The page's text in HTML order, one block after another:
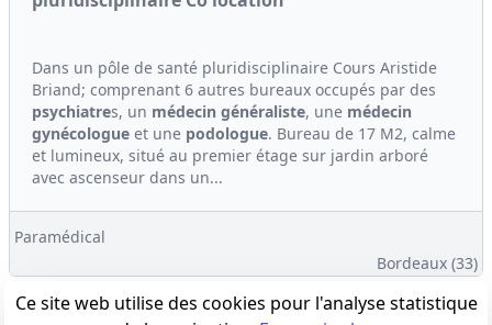
Dans un pôle de santé pluridisciplinaire Cours Aristide
Briand; comprenant 6 autres bureaux occupés par des
psychiatres, un médecin généraliste, une médecin
gynécologue et une podologue. Bureau de 17 M2, calme
et lumineux, situé au premier étage sur jardin arboré
avec ascenseur dans un...
Paramédical
Bordeaux (33)
Ce site web utilise des cookies pour l'analyse statistique